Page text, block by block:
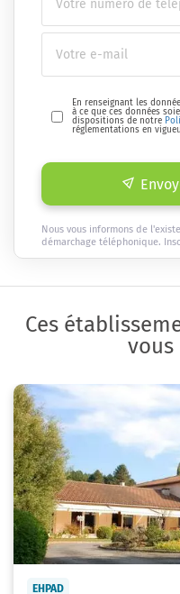
En renseignant les
à ce que ces données
dispositions de notre
réglementations en
Nous vous informons de
démarchage téléphonique.
Ces
vous
EHPAD